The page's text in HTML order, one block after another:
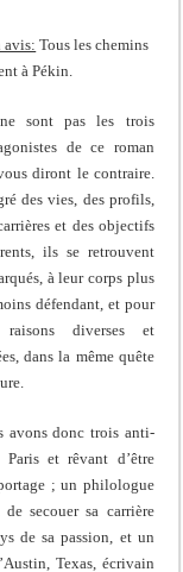
avis: Tous les chemins
à Pékin.
sont pas les trois
de ce roman
diront le contraire.
des vies, des profils,
et des objectifs
ils se retrouvent
à leur corps plus
défendant, et pour
raisons diverses et
dans la même quête
avons donc trois anti-
et rêvant d’être
; un philologue
secouer sa carrière
de sa passion, et un
Texas, écrivain